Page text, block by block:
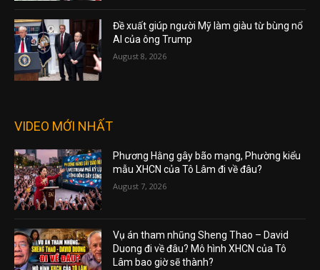
Đề xuất giúp người Mỹ làm giàu từ bùng nổ
AI của ông Trump
August 8, 2026
VIDEO MỚI NHẤT
Phương Hằng gây bão mạng, Phường kiểu
mẫu XHCN của Tô Lâm đi về đâu?
August 7, 2026
Vụ án tham nhũng Sheng Thao – David
Duong đi về đâu? Mô hình XHCN của Tô
Lâm bao giờ sẽ thành?